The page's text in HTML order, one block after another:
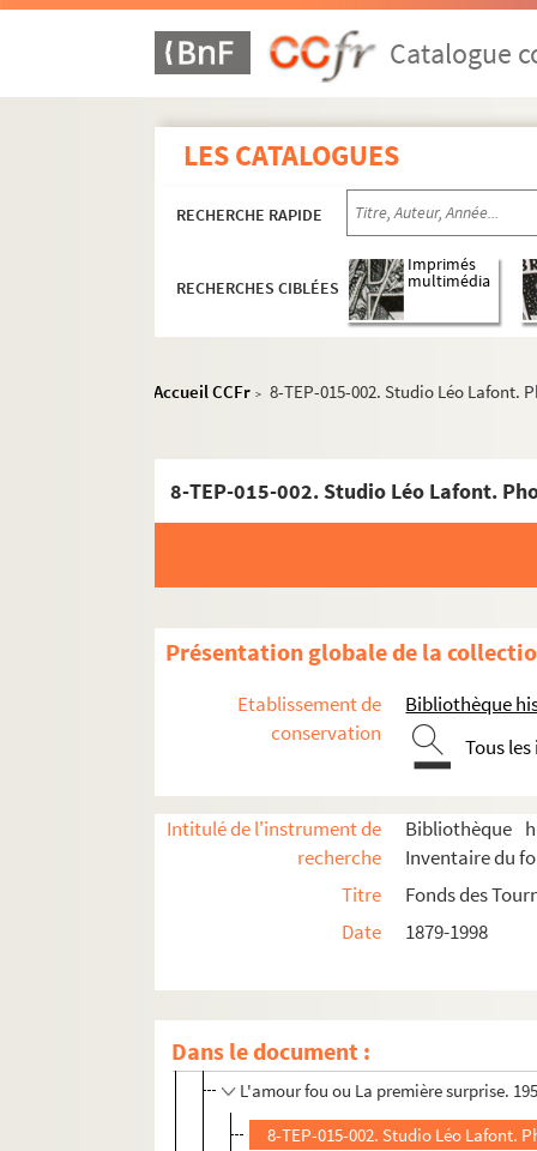
Catalogue
LES CATALOGUES
RECHERCHE RAPIDE
RECHERCHES CIBLÉES
Imprimés
multimédia
Accueil CCFr > 8-TEP-015-002. Studio Léo Lafont.
8-TEP-015-002. Studio Léo Lafont.
Présentation globale de la
Etablissement de
conservation
Bibliothèque
Tous
Intitulé de l'instrument de
recherche
Bibliothèque
Inventaire du
Titre
Fonds des
Date
1879-1998
Dans le document :
Administration
Programmation
Journal des tournées
Programmes
Relevés de mise en scène, textes et
Photographies de scènes et de décors
L'alouette. 1953
L'amour foot. 1993
L'amour fou ou La première surprise.
8-TEP-015-002. Studio Léo Lafont.